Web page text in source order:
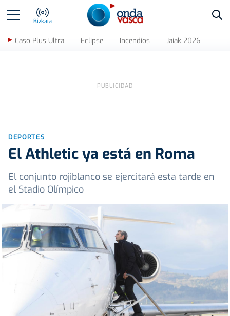
Bizkaia
Caso Plus Ultra Eclipse Incendios Jaiak 2026
DEPORTES
El Athletic ya está en Roma
El conjunto rojiblanco se ejercitará esta tarde en
el Stadio Olímpico